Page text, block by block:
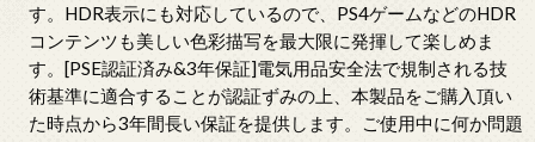
す。HDR表示にも対応しているので、PS4ゲームなどのHDR
コンテンツも美しい色彩描写を最大限に発揮して楽しめま
す。[PSE認証済み&3年保証]電気用品安全法で規制される技
術基準に適合することが認証ずみの上、本製品をご購入頂い
た時点から3年間長い保証を提供します。ご使用中に何か問題